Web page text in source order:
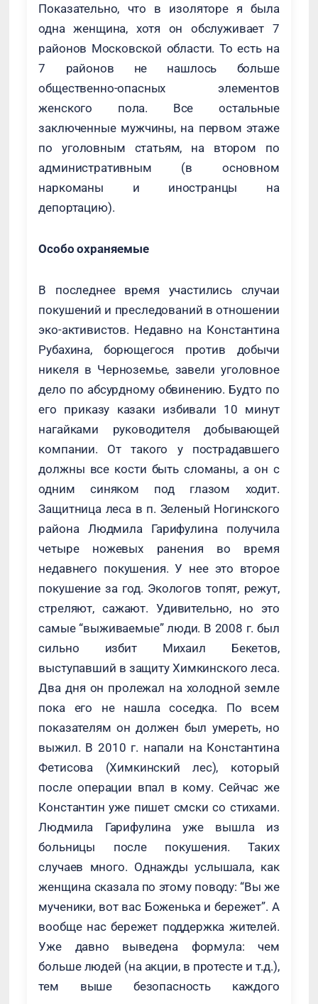
Показательно, что в изоляторе я была
одна женщина, хотя он обслуживает 7
районов Московской области. То есть на
7 районов не нашлось больше
общественно-опасных элементов
женского пола. Все остальные
заключенные мужчины, на первом этаже
по уголовным статьям, на втором по
административным (в основном
наркоманы и иностранцы на
депортацию).
Особо охраняемые
В последнее время участились случаи
покушений и преследований в отношении
эко-активистов. Недавно на Константина
Рубахина, борющегося против добычи
никеля в Черноземье, завели уголовное
дело по абсурдному обвинению. Будто по
его приказу казаки избивали 10 минут
нагайками руководителя добывающей
компании. От такого у пострадавшего
должны все кости быть сломаны, а он с
одним синяком под глазом ходит.
Защитница леса в п. Зеленый Ногинского
района Людмила Гарифулина получила
четыре ножевых ранения во время
недавнего покушения. У нее это второе
покушение за год. Экологов топят, режут,
стреляют, сажают. Удивительно, но это
самые “выживаемые” люди. В 2008 г. был
сильно избит Михаил Бекетов,
выступавший в защиту Химкинского леса.
Два дня он пролежал на холодной земле
пока его не нашла соседка. По всем
показателям он должен был умереть, но
выжил. В 2010 г. напали на Константина
Фетисова (Химкинский лес), который
после операции впал в кому. Сейчас же
Константин уже пишет смски со стихами.
Людмила Гарифулина уже вышла из
больницы после покушения. Таких
случаев много. Однажды услышала, как
женщина сказала по этому поводу: “Вы же
мученики, вот вас Боженька и бережет”. А
вообще нас бережет поддержка жителей.
Уже давно выведена формула: чем
больше людей (на акции, в протесте и т.д.),
тем выше безопасность каждого